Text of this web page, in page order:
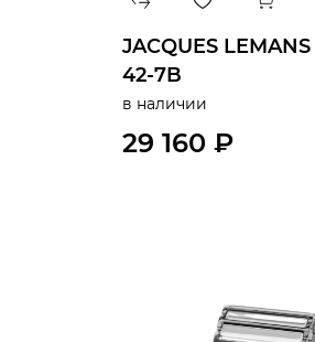
JACQUES LEMANS
42-7B
в наличии
29 160 ₽